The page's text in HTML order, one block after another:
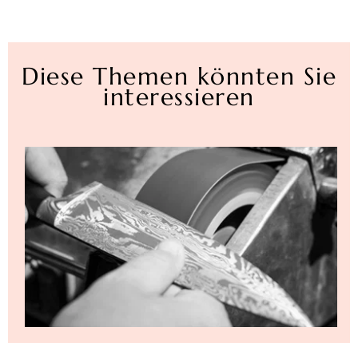
Diese Themen könnten Sie
interessieren